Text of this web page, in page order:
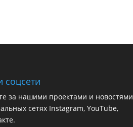
за нашими проектами и новостями
сетях Instagram, YouTube,